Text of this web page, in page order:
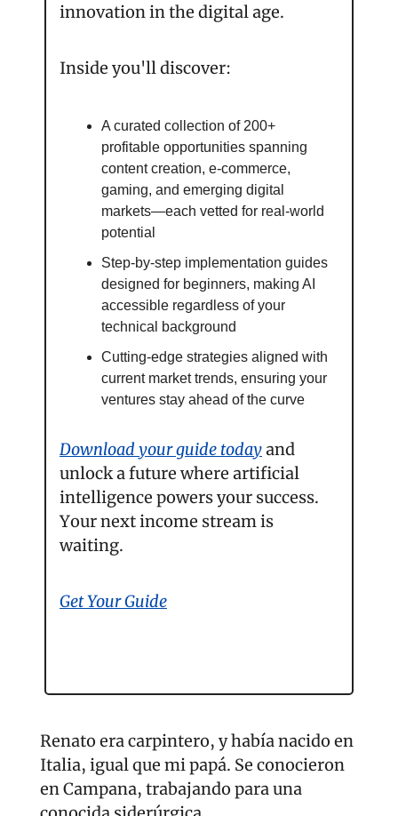
innovation in the digital age.
Inside you'll discover:
A curated collection of 200+
profitable opportunities spanning
content creation, e-commerce,
gaming, and emerging digital
markets—each vetted for real-world
potential
Step-by-step implementation guides
designed for beginners, making AI
accessible regardless of your
technical background
Cutting-edge strategies aligned with
current market trends, ensuring your
ventures stay ahead of the curve
Download your guide today and
unlock a future where artificial
intelligence powers your success.
Your next income stream is
waiting.
Get Your Guide
Renato era carpintero, y había nacido en
Italia, igual que mi papá. Se conocieron
en Campana, trabajando para una